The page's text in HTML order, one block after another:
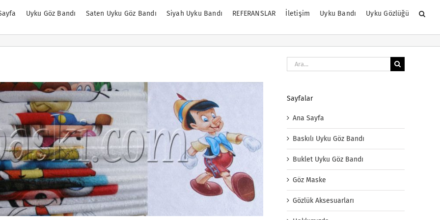
Uyku Göz Bandı Saten Uyku Göz Bandı Siyah Uyku Bandı REFERANSLAR İletişim Uyku Bandı Uyku Gözlüğü
Ara:
Sayfalar
Ana Sayfa
Baskılı Uyku Göz Bandı
Buklet Uyku Göz Bandı
Göz Maske
Gözlük Aksesuarları